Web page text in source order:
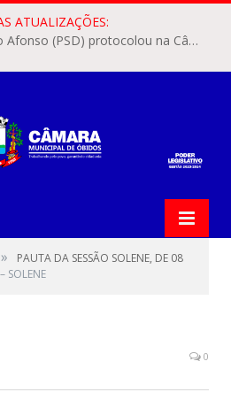
ATUALIZAÇÕES:
O vereador Rylder Ribeiro Afonso (PSD) protocolou na Câmara Municipal de Óbidos o Requerimento nº 346/2026.
»
PAUTA DA SESSÃO SOLENE, DE 08
SOLENE
0